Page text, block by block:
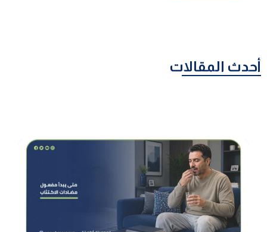
أحدث المقالات
متى يبدأ مفعول مضادات الاكتئاب؟ تعرف على مدة التحسن